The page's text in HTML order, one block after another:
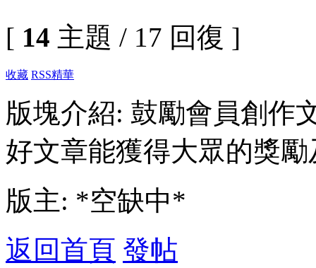
[ 14 主題 / 17 回復 ]
收藏 RSS精華
版塊介紹: 鼓勵會員創作
好文章能獲得大眾的獎
版主: *空缺中*
返回首頁 發帖